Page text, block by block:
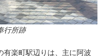
行所跡
楽町駅辺りは、主に阿波